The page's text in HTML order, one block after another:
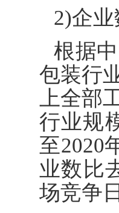
2)企
根据
包装行
上全部
行业规
至2020
业数比
场竞争